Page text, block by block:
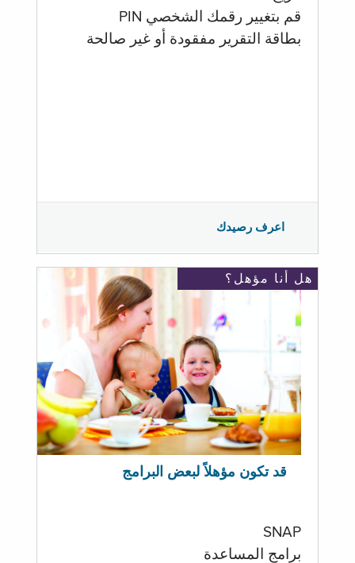
قم بتغيير رقمك الشخصي PIN
بطاقة التقرير مفقودة أو غير صالحة
اعرف رصيدك
هل أنا مؤهل؟
قد تكون مؤهلاً لبعض البرامج
SNAP
برامج المساعدة